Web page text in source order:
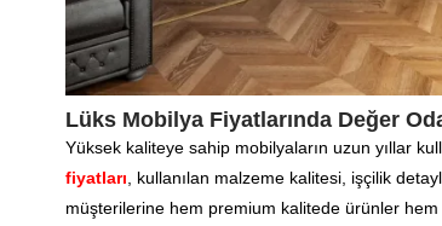
Lüks Mobilya Fiyatlarında Değer
Yüksek kaliteye sahip mobilyaların uzun yıllar
fiyatları, kullanılan malzeme kalitesi, işçilik
müşterilerine hem premium kalitede ürünler